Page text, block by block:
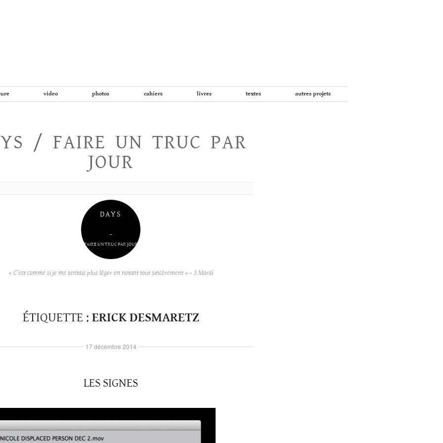
video photos cahiers livres textes autres projets
/ FAIRE UN TRUC PAR
JOUR
DAYS
–
FAIRE UN TRUC PAR JOUR
« C’est comme si je me sentais plus léger en notant tout sincèrement » – S Maraï
ÉTIQUETTE : ERICK DESMARETZ
LES SIGNES
17 décembre 2014